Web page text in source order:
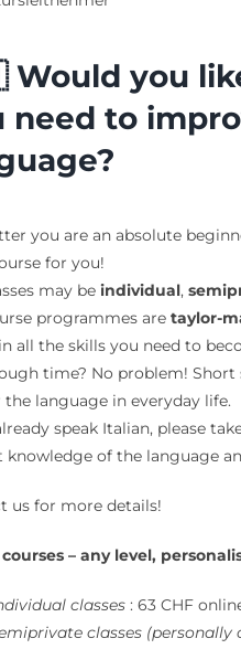
you
need to
you are an absolute
for you!
may be individual,
programmes are taylor-
all the skills you need to
time? No problem!
the language in everyday life.
speak Italian, please
knowledge of the language
us for more details!
– any level,
classes: 63 CHF
classes (personally